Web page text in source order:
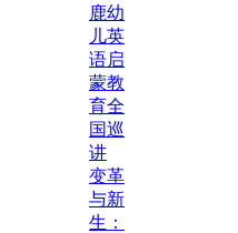
鹿幼
儿英
语启
蒙教
育全
国巡
讲
变革
与新
生：